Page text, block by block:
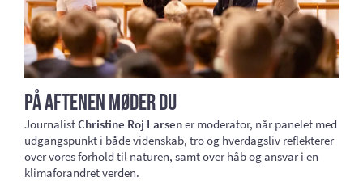
På aftenen møder du
JournalistChristine Roj Larsener moderator, når panelet med
udgangspunkt i både videnskab, tro og hverdagsliv reflekterer
over vores forhold til naturen, samt over håb og ansvar i en
klimaforandret verden.